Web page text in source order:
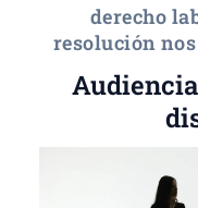
derecho
resolución